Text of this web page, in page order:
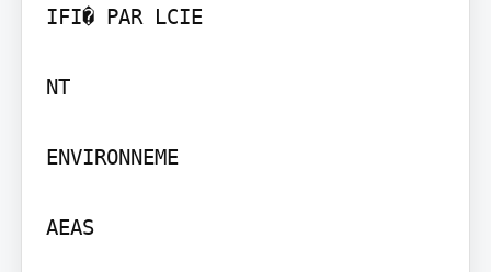
IFI� PAR LCIE
NT
ENVIRONNEME
AEAS